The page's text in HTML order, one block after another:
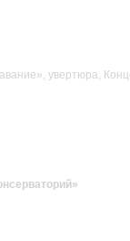
увертюра,